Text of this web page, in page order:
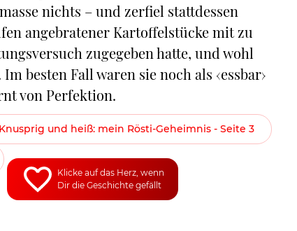
nichts – und zerfiel stattdessen
angebratener Kartoffelstücke mit zu
zugegeben hatte, und wohl
besten Fall waren sie noch als ‹essbar›
von Perfektion.
Knusprig und heiß: mein Rösti-Geheimnis - Seite 3
Klicke auf das Herz, wenn
Dir die Geschichte gefällt